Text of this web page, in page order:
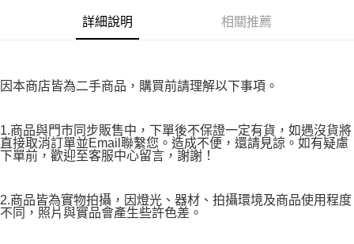
２．關於個人資料處理事宜，請瀏覽以下網址：
https://aftee.tw/terms/#terms3
任。
４．使用「AFTEE先享後付」時，將依據個別帳號之用戶狀況，依本公司即
請求用戶進行身份認證。
５．嚴禁一人註冊多個帳號或使用他人資訊註冊。若發現惡意使用之情形，
恩沛科技股份有限公司將有權停止該用戶之使用額度並採取法律行動。
詳細說明 相關推薦
因本商店皆為二手商品，購買前請理解以下事項。
1.商品與門市同步販售中，下單後不保證一定有貨，如遇沒貨將
直接取消訂單並Email聯繫您。造成不便，還請見諒。如有疑慮
下單前，歡迎至客服中心留言，謝謝！
2.商品皆為實物拍攝，因燈光、器材、拍攝環境及商品使用程度
不同，照片與實品會產生些許色差。